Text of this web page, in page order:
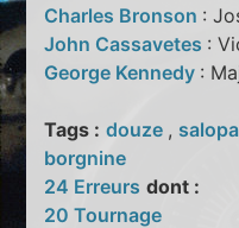
Charles Bronson :
John Cassavetes :
George Kennedy :
Tags : douze ,
borgnine
24 Erreurs dont :
20 Tournage